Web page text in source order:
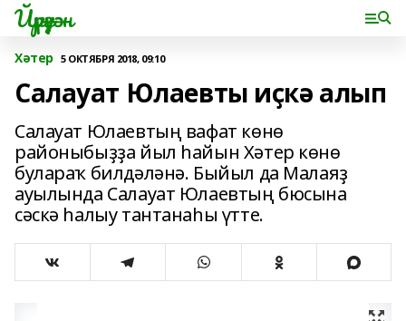
Йүрүҙән
Хәтер 5 ОКТЯБРЯ 2018, 09:10
Салауат Юлаевты иҫкә алып
Салауат Юлаевтың вафат көнө
районыбыҙҙа йыл һайын Хәтер көнө
булараҡ билдәләнә. Быйыл да Малаяҙ
ауылында Салауат Юлаевтың бюсына
сәскә һалыу тантанаһы үтте.